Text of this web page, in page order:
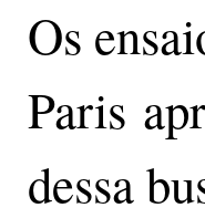
Os
Paris
dessa